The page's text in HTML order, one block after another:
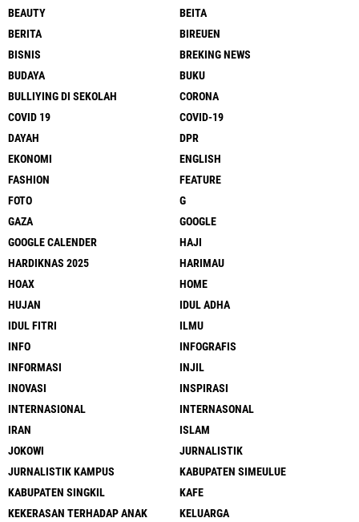
BEAUTY
BEITA
BERITA
BIREUEN
BISNIS
BREKING NEWS
BUDAYA
BUKU
BULLIYING DI SEKOLAH
CORONA
COVID 19
COVID-19
DAYAH
DPR
EKONOMI
ENGLISH
FASHION
FEATURE
FOTO
G
GAZA
GOOGLE
GOOGLE CALENDER
HAJI
HARDIKNAS 2025
HARIMAU
HOAX
HOME
HUJAN
IDUL ADHA
IDUL FITRI
ILMU
INFO
INFOGRAFIS
INFORMASI
INJIL
INOVASI
INSPIRASI
INTERNASIONAL
INTERNASONAL
IRAN
ISLAM
JOKOWI
JURNALISTIK
JURNALISTIK KAMPUS
KABUPATEN SIMEULUE
KABUPATEN SINGKIL
KAFE
KEKERASAN TERHADAP ANAK
KELUARGA